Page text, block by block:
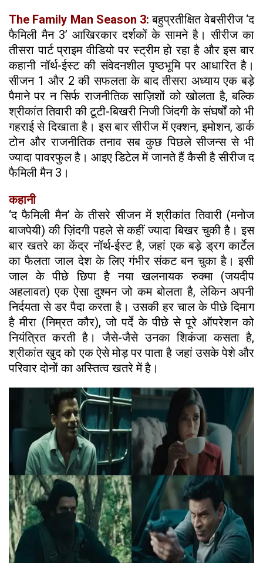
The Family Man Season 3: बहुप्रतीक्षित वेबसीरीज ‘द
फैमिली मैन 3’ आखिरकार दर्शकों के सामने है। सीरीज का
तीसरा पार्ट प्राइम वीडियो पर स्ट्रीम हो रहा है और इस बार
कहानी नॉर्थ-ईस्ट की संवेदनशील पृष्ठभूमि पर आधारित है।
सीजन 1 और 2 की सफलता के बाद तीसरा अध्याय एक बड़े
पैमाने पर न सिर्फ राजनीतिक साज़िशों को खोलता है, बल्कि
श्रीकांत तिवारी की टूटी-बिखरी निजी जिंदगी के संघर्षों को भी
गहराई से दिखाता है। इस बार सीरीज में एक्शन, इमोशन, डार्क
टोन और राजनीतिक तनाव सब कुछ पिछले सीजन्स से भी
ज्यादा पावरफुल है। आइए डिटेल में जानते हैं कैसी है सीरीज द
फैमिली मैन 3।
कहानी
‘द फैमिली मैन’ के तीसरे सीजन में श्रीकांत तिवारी (मनोज
बाजपेयी) की ज़िंदगी पहले से कहीं ज्यादा बिखर चुकी है। इस
बार खतरे का केंद्र नॉर्थ-ईस्ट है, जहां एक बड़े ड्रग कार्टेल
का फैलता जाल देश के लिए गंभीर संकट बन चुका है। इसी
जाल के पीछे छिपा है नया खलनायक रुक्मा (जयदीप
अहलावत) एक ऐसा दुश्मन जो कम बोलता है, लेकिन अपनी
निर्दयता से डर पैदा करता है। उसकी हर चाल के पीछे दिमाग
है मीरा (निम्रत कौर), जो पर्दे के पीछे से पूरे ऑपरेशन को
नियंत्रित करती है। जैसे-जैसे उनका शिकंजा कसता है,
श्रीकांत खुद को एक ऐसे मोड़ पर पाता है जहां उसके पेशे और
परिवार दोनों का अस्तित्व खतरे में है।